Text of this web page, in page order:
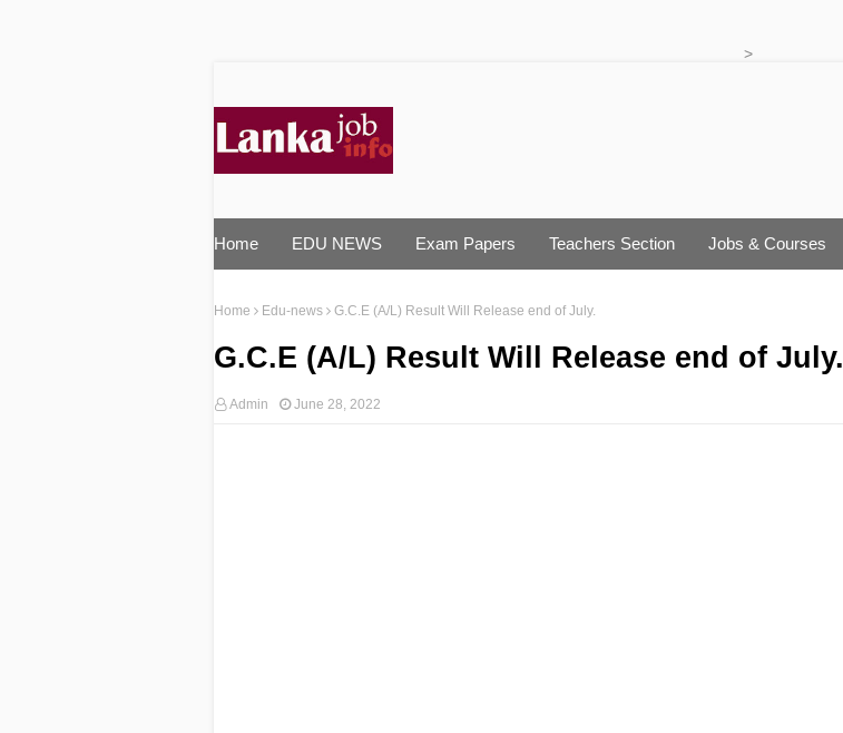
>
Home EDU NEWS Exam Papers Teachers Section Jobs & Courses
Home Edu-news G.C.E (A/L) Result Will Release end of July.
G.C.E (A/L) Result Will Release end of July.
Admin June 28, 2022